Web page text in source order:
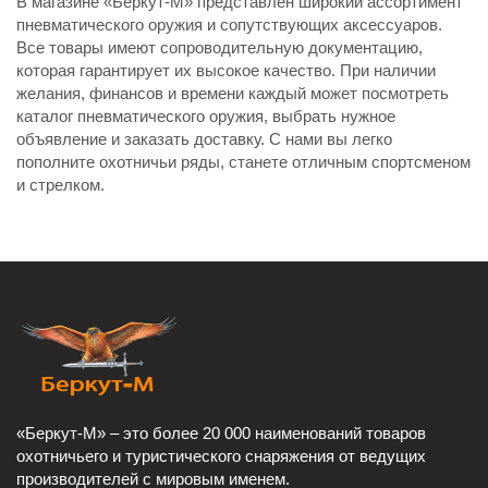
пневматического оружия и сопутствующих аксессуаров.
Все товары имеют сопроводительную документацию,
которая гарантирует их высокое качество. При наличии
желания, финансов и времени каждый может посмотреть
каталог пневматического оружия, выбрать нужное
объявление и заказать доставку. С нами вы легко
пополните охотничьи ряды, станете отличным спортсменом
и стрелком.
«Беркут-М» – это более 20 000 наименований товаров
охотничьего и туристического снаряжения от ведущих
производителей с мировым именем.